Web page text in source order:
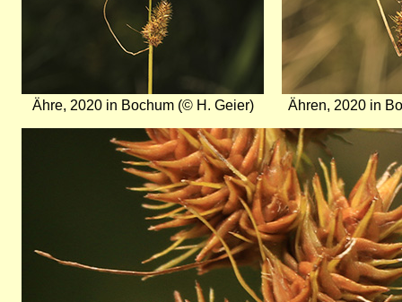
Ähre, 2020 in Bochum (© H. Geier)
Ähren, 2020 in